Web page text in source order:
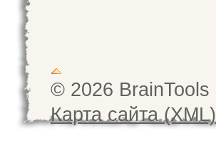
© 2026 BrainTools
Карта сайта (XML)